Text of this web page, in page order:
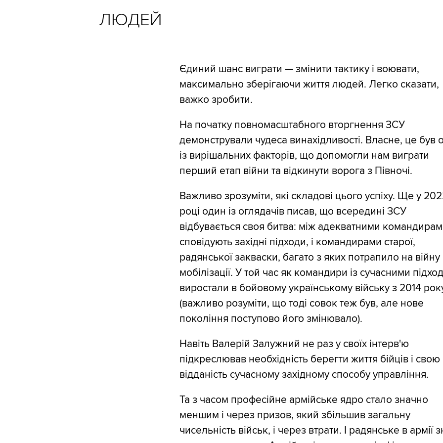
ЛЮДЕЙ
Єдиний шанс виграти — змінити тактику і воювати,
максимально зберігаючи життя людей. Легко сказати,
важко зробити.
На початку повномасштабного вторгнення ЗСУ
демонстрували чудеса винахідливості. Власне, це був
із вирішальних факторів, що допомогли нам виграти
перший етап війни та відкинути ворога з Півночі.
Важливо зрозуміти, які складові цього успіху. Ще у
році один із оглядачів писав, що всередині ЗСУ
відбувається своя битва: між адекватними
сповідують західні підходи, і командирами старої,
радянської закваски, багато з яких потрапило на війну
мобілізації. У той час як командири із сучасними
виростали в бойовому українському війську з 2014
(важливо розуміти, що тоді совок теж був, але нове
покоління поступово його змінювало).
Навіть Валерій Залужний не раз у своїх інтерв'ю
підкреслював необхідність берегти життя бійців і свою
відданість сучасному західному способу управління.
Та з часом професійне армійське ядро стало значно
меншим і через призов, який збільшив загальну
чисельність військ, і через втрати. І радянське в армії